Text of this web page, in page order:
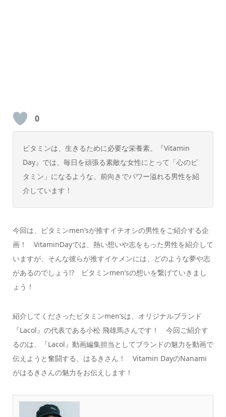
0
ビタミンは、生きるために必要な栄養素。『Vitamin
Day』では、毎日を頑張る素敵な女性にとって「心のビ
タミン」になるような、前向きでパワー溢れる男性を紹
介しています！
今回は、ビタミンmen’sが推すイチオシの男性をご紹介する企
画！ VitaminDayでは、熱い想いや志をもった男性を紹介して
いますが、そんな彼らが推すイケメンには、どのような夢や志
があるのでしょう!? ビタミンmen’sの想いを繋げていきまし
ょう！
紹介してくださったビタミンmen’sは、オリジナルブランド
『Lacol』の代表である小松 飛雄馬さんです！ 今回ご紹介す
るのは、『Lacol』動画編集担当としてブランドの魅力を動画で
伝えようと奮闘する、 はるき さん！ Vitamin DayのNanami
がはるきさんの魅力をお伝えします！